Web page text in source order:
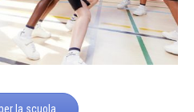
la scuola